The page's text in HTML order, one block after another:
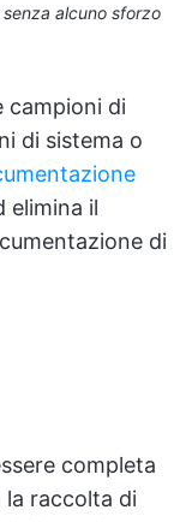
alcuno sforzo
campioni di
di sistema o
elimina il
di
completa
la raccolta di